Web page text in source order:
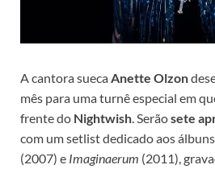
A cantora suecaAnette Olzon
mês para uma turnê especial em
frente do Nightwish. Serãosete
com um setlist dedicado aos álbuns
(2007) e Imaginaerum (2011),